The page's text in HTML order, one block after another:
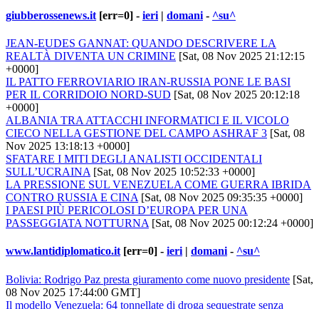
giubberossenews.it [err=0] - ieri | domani - ^su^
JEAN-EUDES GANNAT: QUANDO DESCRIVERE LA
REALTÀ DIVENTA UN CRIMINE [Sat, 08 Nov 2025 21:12:15
+0000]
IL PATTO FERROVIARIO IRAN-RUSSIA PONE LE BASI
PER IL CORRIDOIO NORD-SUD [Sat, 08 Nov 2025 20:12:18
+0000]
ALBANIA TRA ATTACCHI INFORMATICI E IL VICOLO
CIECO NELLA GESTIONE DEL CAMPO ASHRAF 3 [Sat, 08
Nov 2025 13:18:13 +0000]
SFATARE I MITI DEGLI ANALISTI OCCIDENTALI
SULL’UCRAINA [Sat, 08 Nov 2025 10:52:33 +0000]
LA PRESSIONE SUL VENEZUELA COME GUERRA IBRIDA
CONTRO RUSSIA E CINA [Sat, 08 Nov 2025 09:35:35 +0000]
I PAESI PIÙ PERICOLOSI D’EUROPA PER UNA
PASSEGGIATA NOTTURNA [Sat, 08 Nov 2025 00:12:24 +0000]
www.lantidiplomatico.it [err=0] - ieri | domani - ^su^
Bolivia: Rodrigo Paz presta giuramento come nuovo presidente [Sat,
08 Nov 2025 17:44:00 GMT]
Il modello Venezuela: 64 tonnellate di droga sequestrate senza